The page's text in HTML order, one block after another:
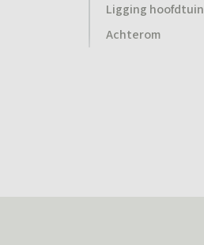
Ligging hoofdtuin
Achterom